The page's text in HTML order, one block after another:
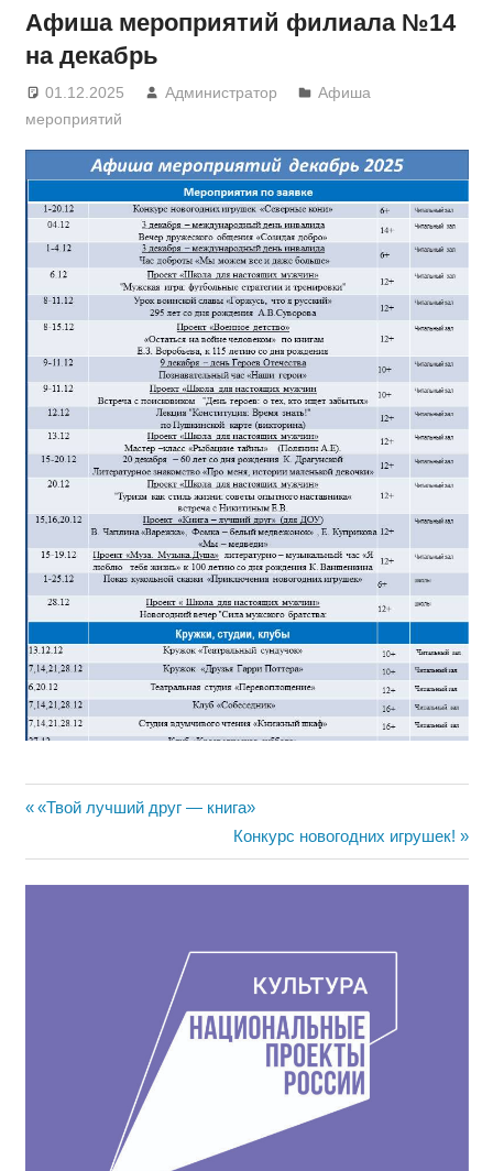
Афиша мероприятий филиала №14
на декабрь
01.12.2025 Администратор
Афиша
мероприятий
Навигация
по
Предыдущая
«Твой лучший друг — книга»
Следующая
запись:
Конкурс новогодних игрушек!